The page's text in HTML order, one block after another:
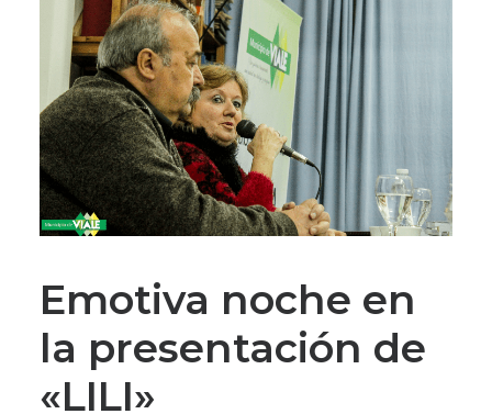
TRÁMITES Y SERVICIOS
CIUDAD
PARQUE INDUSTRIAL
RECAUDACIONES
Emotiva noche en
la presentación de
«LILI»